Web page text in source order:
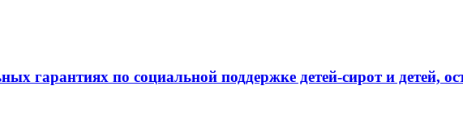
гарантиях по социальной поддержке детей-сирот и детей,